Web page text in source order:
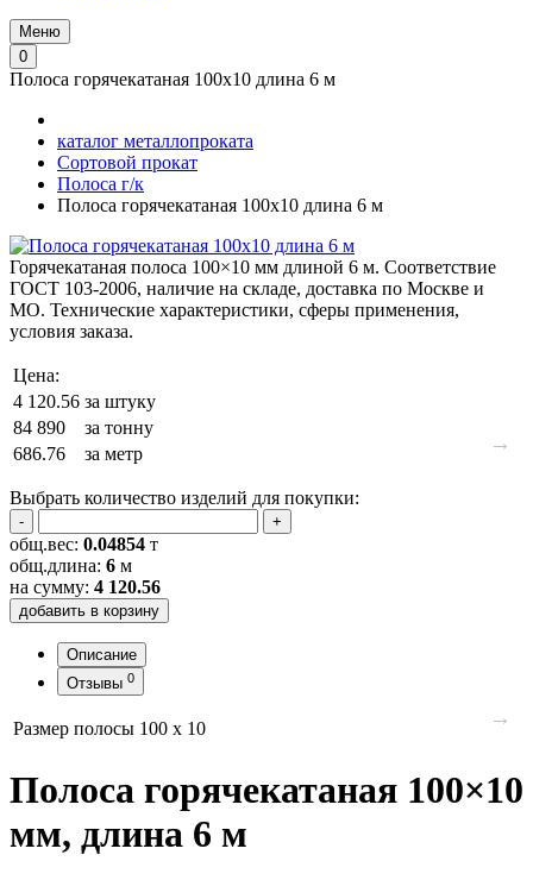
Меню
0
Полоса горячекатаная 100х10 длина 6 м
каталог металлопроката
Сортовой прокат
Полоса г/к
Полоса горячекатаная 100х10 длина 6 м
Горячекатаная полоса 100×10 мм длиной 6 м. Соответствие
ГОСТ 103‑2006, наличие на складе, доставка по Москве и
МО. Технические характеристики, сферы применения,
условия заказа.
Цена:
4 120.56 за штуку
84 890
за тонну
686.76
за метр →
Выбрать количество изделий для покупки:
- +
общ.вес: 0.04854 т
общ.длина: 6 м
на сумму: 4 120.56
добавить в корзину
Описание
Отзывы 0
Размер полосы 100 x 10 →
Полоса горячекатаная 100×10
мм, длина 6 м